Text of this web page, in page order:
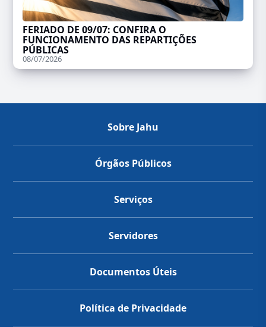
FERIADO DE 09/07: CONFIRA O
FUNCIONAMENTO DAS REPARTIÇÕES
PÚBLICAS
08/07/2026
Sobre Jahu
Órgãos Públicos
Serviços
Servidores
Documentos Úteis
Política de Privacidade